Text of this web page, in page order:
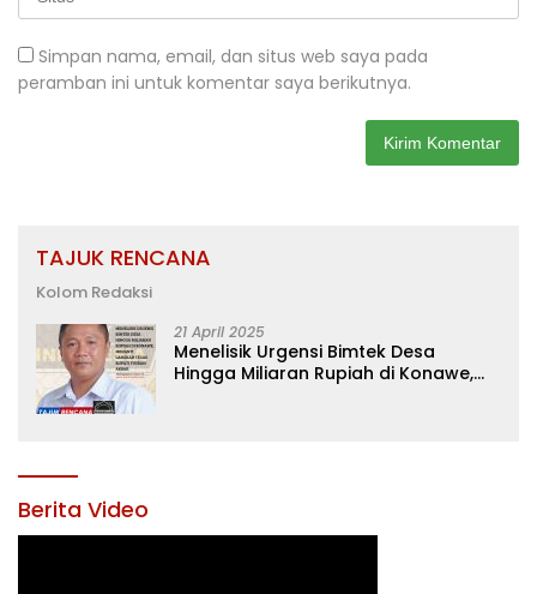
Simpan nama, email, dan situs web saya pada
peramban ini untuk komentar saya berikutnya.
TAJUK RENCANA
Kolom Redaksi
21 April 2025
Menelisik Urgensi Bimtek Desa
Hingga Miliaran Rupiah di Konawe,
Berita Video